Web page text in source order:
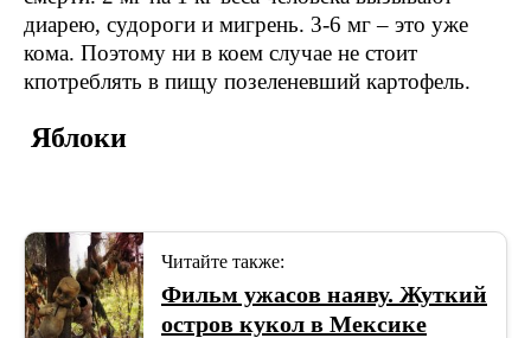
диарею, судороги и мигрень. 3-6 мг – это уже
кома. Поэтому ни в коем случае не стоит
кпотреблять в пищу позеленевший картофель.
Яблоки
Читайте также:
Фильм ужасов наяву. Жуткий
остров кукол в Мексике